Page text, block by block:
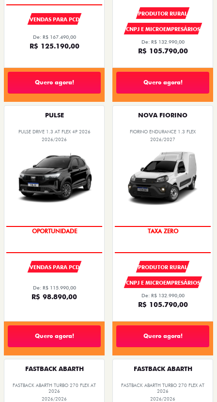
VENDAS PARA PCD
De: R$ 167.490,00
R$ 125.190,00
Quero agora!
PRODUTOR RURAL
CNPJ E MICROEMPRESÁRIOS
De: R$ 132.990,00
R$ 105.790,00
Quero agora!
PULSE
PULSE DRIVE 1.3 AT FLEX 4P 2026
2026/2026
OPORTUNIDADE
VENDAS PARA PCD
De: R$ 115.990,00
R$ 98.890,00
Quero agora!
NOVA FIORINO
FIORINO ENDURANCE 1.3 FLEX
2026/2027
TAXA ZERO
PRODUTOR RURAL
CNPJ E MICROEMPRESÁRIOS
De: R$ 132.990,00
R$ 105.790,00
Quero agora!
FASTBACK ABARTH
FASTBACK ABARTH TURBO 270 FLEX AT
2026
2026/2026
FASTBACK ABARTH
FASTBACK ABARTH TURBO 270 FLEX AT
2026
2026/2026